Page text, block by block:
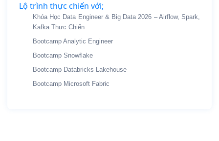
Lộ trình thực chiến với;
Khóa Học Data Engineer & Big Data 2026 – Airflow, Spark,
Kafka Thực Chiến
Bootcamp Analytic Engineer
Bootcamp Snowflake
Bootcamp Databricks Lakehouse
Bootcamp Microsoft Fabric